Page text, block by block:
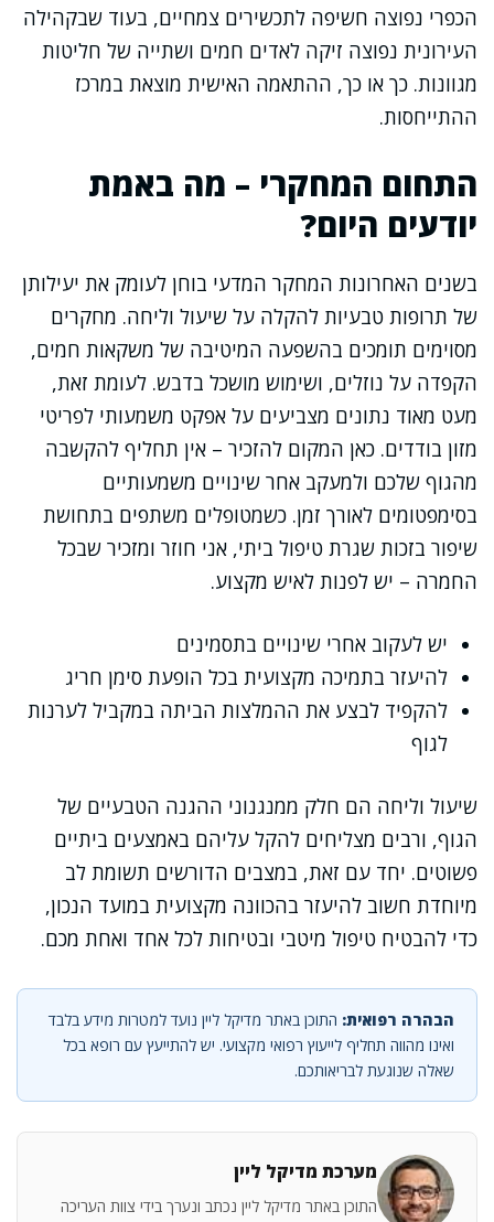
הכפרי נפוצה חשיפה לתכשירים צמחיים, בעוד שבקהילה
העירונית נפוצה זיקה לאדים חמים ושתייה של חליטות
מגוונות. כך או כך, ההתאמה האישית מוצאת במרכז
ההתייחסות.
התחום המחקרי – מה באמת
יודעים היום?
בשנים האחרונות המחקר המדעי בוחן לעומק את יעילותן
של תרופות טבעיות להקלה על שיעול וליחה. מחקרים
מסוימים תומכים בהשפעה המיטיבה של משקאות חמים,
הקפדה על נוזלים, ושימוש מושכל בדבש. לעומת זאת,
מעט מאוד נתונים מצביעים על אפקט משמעותי לפריטי
מזון בודדים. כאן המקום להזכיר – אין תחליף להקשבה
מהגוף שלכם ולמעקב אחר שינויים משמעותיים
בסימפטומים לאורך זמן. כשמטופלים משתפים בתחושת
שיפור בזכות שגרת טיפול ביתי, אני חוזר ומזכיר שבכל
החמרה – יש לפנות לאיש מקצוע.
יש לעקוב אחרי שינויים בתסמינים
להיעזר בתמיכה מקצועית בכל הופעת סימן חריג
להקפיד לבצע את ההמלצות הביתה במקביל לערנות
לגוף
שיעול וליחה הם חלק ממנגנוני ההגנה הטבעיים של
הגוף, ורבים מצליחים להקל עליהם באמצעים ביתיים
פשוטים. יחד עם זאת, במצבים הדורשים תשומת לב
מיוחדת חשוב להיעזר בהכוונה מקצועית במועד הנכון,
כדי להבטיח טיפול מיטבי ובטיחות לכל אחד ואחת מכם.
הבהרה רפואית: התוכן באתר מדיקל ליין נועד למטרות מידע בלבד
ואינו מהווה תחליף לייעוץ רפואי מקצועי. יש להתייעץ עם רופא בכל
שאלה שנוגעת לבריאותכם.
מערכת מדיקל ליין
התוכן באתר מדיקל ליין נכתב ונערך בידי צוות העריכה